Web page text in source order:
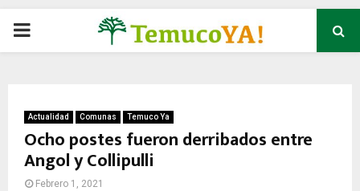
P
M
Actualidad Comunas Temuco Ya
Ocho postes fueron derribados entre
Angol y Collipulli
Febrero 1, 2021